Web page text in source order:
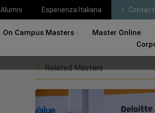
Alumni Esperienza Italiana Contact
On Campus Masters Master Online
Related Masters